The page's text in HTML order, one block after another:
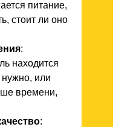
питание,
стоит ли оно
:
находится
нужно, или
времени,
: